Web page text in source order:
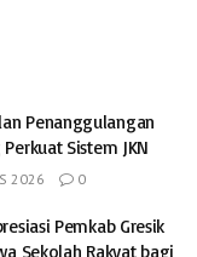
Penanggulangan
Sistem JKN
2026 0
Pemkab Gresik
Sekolah Rakyat bagi